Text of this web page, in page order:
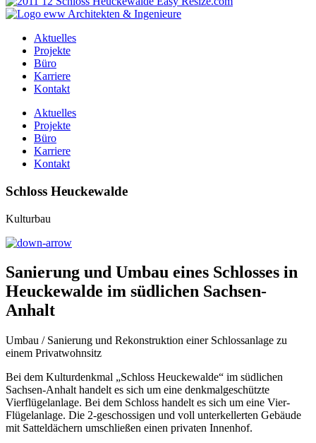
Aktuelles
Projekte
Büro
Karriere
Kontakt
Aktuelles
Projekte
Büro
Karriere
Kontakt
Schloss Heuckewalde
Kulturbau
Sanierung und Umbau eines Schlosses in
Heuckewalde im südlichen Sachsen-
Anhalt
Umbau / Sanierung und Rekonstruktion einer Schlossanlage zu
einem Privatwohnsitz
Bei dem Kulturdenkmal „Schloss Heuckewalde“ im südlichen
Sachsen-Anhalt handelt es sich um eine denkmalgeschützte
Vierflügelanlage. Bei dem Schloss handelt es sich um eine Vier-
Flügelanlage. Die 2-geschossigen und voll unterkellerten Gebäude
mit Satteldächern umschließen einen privaten Innenhof.